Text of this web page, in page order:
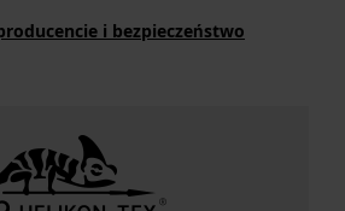
i bezpieczeństwo